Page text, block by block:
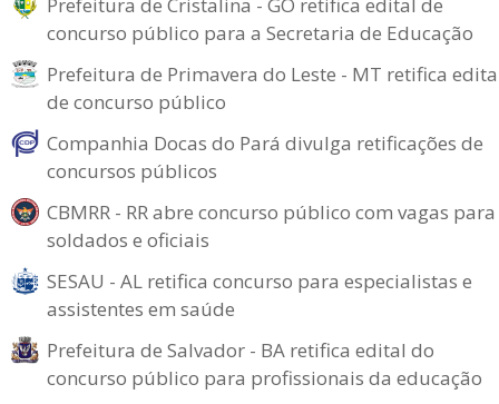
concurso público para a Secretaria de Educação
Prefeitura de Primavera do Leste - MT retifica
de concurso público
Companhia Docas do Pará divulga retificações de
concursos públicos
CBMRR - RR abre concurso público com vagas para
soldados e oficiais
SESAU - AL retifica concurso para especialistas e
assistentes em saúde
Prefeitura de Salvador - BA retifica edital do
concurso público para profissionais da educação